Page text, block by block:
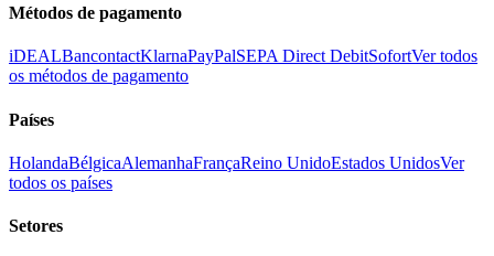
Métodos de pagamento
iDEALBancontactKlarnaPayPalSEPA Direct DebitSofortVer todos
os métodos de pagamento
Países
HolandaBélgicaAlemanhaFrançaReino UnidoEstados UnidosVer
todos os países
Setores